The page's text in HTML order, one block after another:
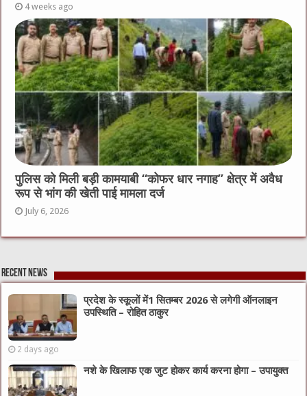
4 weeks ago
पुलिस को मिली बड़ी कामयाबी “कोफर धार नगाह” क्षेत्र में अवैध
रूप से भांग की खेती पाई मामला दर्ज
July 6, 2026
Recent News
प्रदेश के स्कूलों में1 सितम्बर 2026 से लगेगी ऑनलाइन
उपस्थिति – रोहित ठाकुर
2 days ago
नशे के खिलाफ एक जुट होकर कार्य करना होगा – उपायुक्त